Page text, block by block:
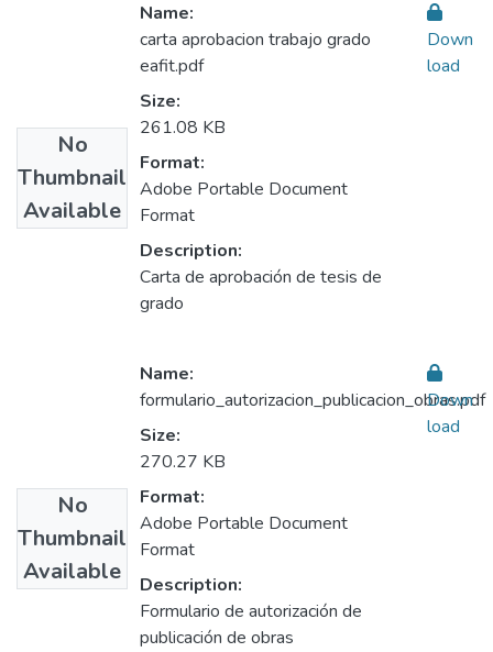
No
Thumbnail
Available
Name:
carta aprobacion trabajo grado
eafit.pdf
Size:
261.08 KB
Format:
Adobe Portable Document
Format
Description:
Carta de aprobación de tesis de
grado
Down
load
No
Thumbnail
Available
Name:
formulario_autorizacion_publicacion_obras.pdf
Size:
270.27 KB
Format:
Adobe Portable Document
Format
Description:
Formulario de autorización de
publicación de obras
Down
load